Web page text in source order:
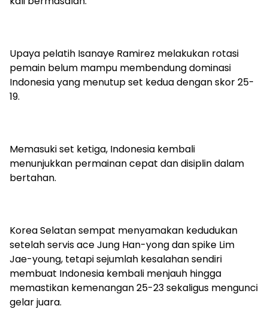
Upaya pelatih Isanaye Ramirez melakukan rotasi
pemain belum mampu membendung dominasi
Indonesia yang menutup set kedua dengan skor 25-
19.
Memasuki set ketiga, Indonesia kembali
menunjukkan permainan cepat dan disiplin dalam
bertahan.
Korea Selatan sempat menyamakan kedudukan
setelah servis ace Jung Han-yong dan spike Lim
Jae-young, tetapi sejumlah kesalahan sendiri
membuat Indonesia kembali menjauh hingga
memastikan kemenangan 25-23 sekaligus mengunci
gelar juara.